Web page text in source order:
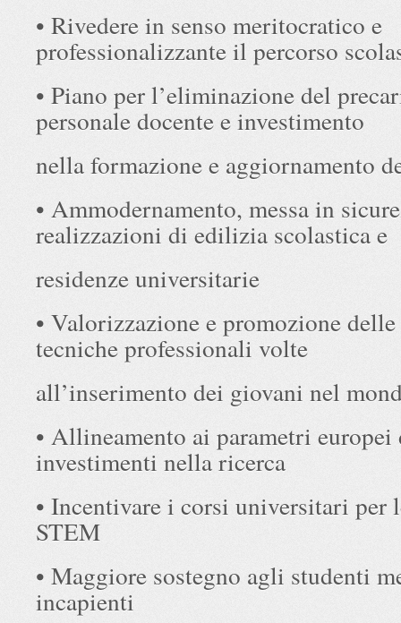
• Rivedere in senso meritocratico e
professionalizzante il percorso
• Piano per l’eliminazione del
personale docente e investimento
nella formazione e aggiornamento
• Ammodernamento, messa in
realizzazioni di edilizia scolastica e
residenze universitarie
• Valorizzazione e promozione
tecniche professionali volte
all’inserimento dei giovani nel
• Allineamento ai parametri
investimenti nella ricerca
• Incentivare i corsi universitari per
STEM
• Maggiore sostegno agli studenti
incapienti